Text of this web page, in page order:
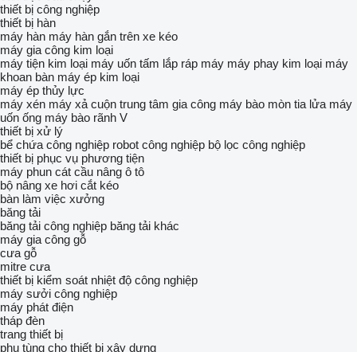
thiết bị công nghiệp
thiết bị hàn
máy hàn máy hàn gắn trên xe kéo
máy gia công kim loại
máy tiện kim loại máy uốn tấm lắp ráp máy máy phay kim loại máy
khoan bàn máy ép kim loại
máy ép thủy lực
máy xén máy xả cuộn trung tâm gia công máy bào mòn tia lửa máy
uốn ống máy bào rãnh V
thiết bị xử lý
bể chứa công nghiệp robot công nghiệp bộ lọc công nghiệp
thiết bị phục vụ phương tiện
máy phun cát cầu nâng ô tô
bộ nâng xe hơi cắt kéo
bàn làm việc xưởng
băng tải
băng tải công nghiệp băng tải khác
máy gia công gỗ
cưa gỗ
mitre cưa
thiết bị kiểm soát nhiệt độ công nghiệp
máy sưởi công nghiệp
máy phát điện
tháp đèn
trang thiết bị
phụ tùng cho thiết bị xây dựng